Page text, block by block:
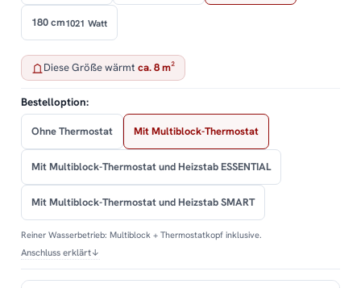
180 cm1021 Watt
Diese Größe wärmt ca. 8 m²
Bestelloption:
Ohne Thermostat Mit Multiblock-Thermostat
Mit Multiblock-Thermostat und Heizstab ESSENTIAL
Mit Multiblock-Thermostat und Heizstab SMART
Reiner Wasserbetrieb: Multiblock + Thermostatkopf inklusive.
Anschluss erklärt↓